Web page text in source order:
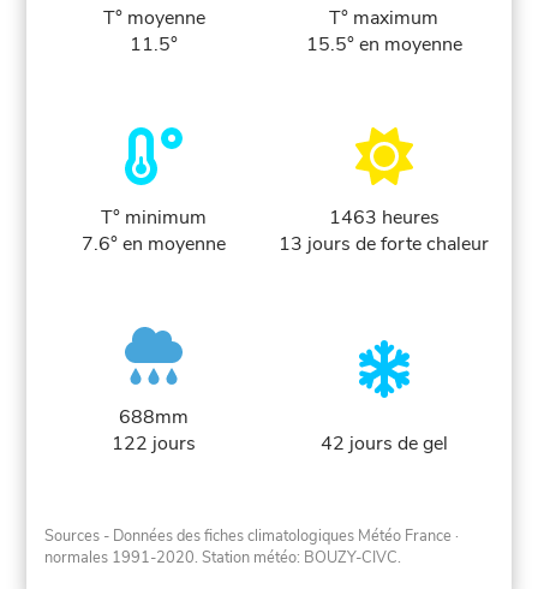
T° moyenne
11.5°
T° maximum
15.5° en moyenne
T° minimum
7.6° en moyenne
1463 heures
13 jours de forte chaleur
688mm
122 jours
42 jours de gel
Sources - Données des fiches climatologiques Météo France ·
normales 1991-2020. Station météo: BOUZY-CIVC.